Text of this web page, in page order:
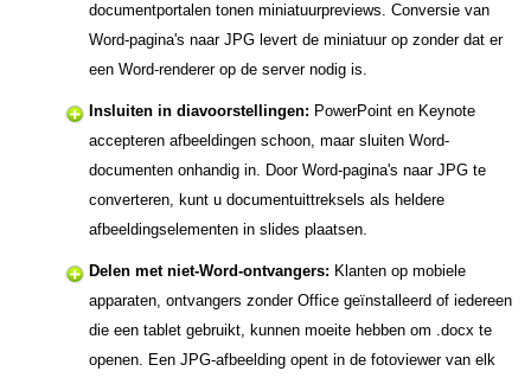
documentportalen tonen miniatuurpreviews. Conversie van
Word-pagina's naar JPG levert de miniatuur op zonder dat er
een Word-renderer op de server nodig is.
Insluiten in diavoorstellingen: PowerPoint en Keynote
accepteren afbeeldingen schoon, maar sluiten Word-
documenten onhandig in. Door Word-pagina's naar JPG te
converteren, kunt u documentuittreksels als heldere
afbeeldingselementen in slides plaatsen.
Delen met niet-Word-ontvangers: Klanten op mobiele
apparaten, ontvangers zonder Office geïnstalleerd of iedereen
die een tablet gebruikt, kunnen moeite hebben om .docx te
openen. Een JPG-afbeelding opent in de fotoviewer van elk